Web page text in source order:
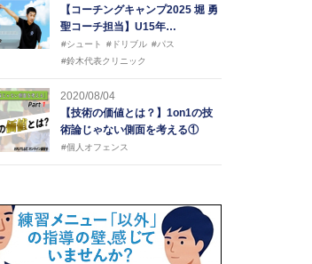
【コーチングキャンプ2025 堀 勇
聖コーチ担当】U15年…
#シュート #ドリブル #パス
#鈴木代表クリニック
2020/08/04
【技術の価値とは？】1on1の技
術論じゃない側面を考える①
#個人オフェンス